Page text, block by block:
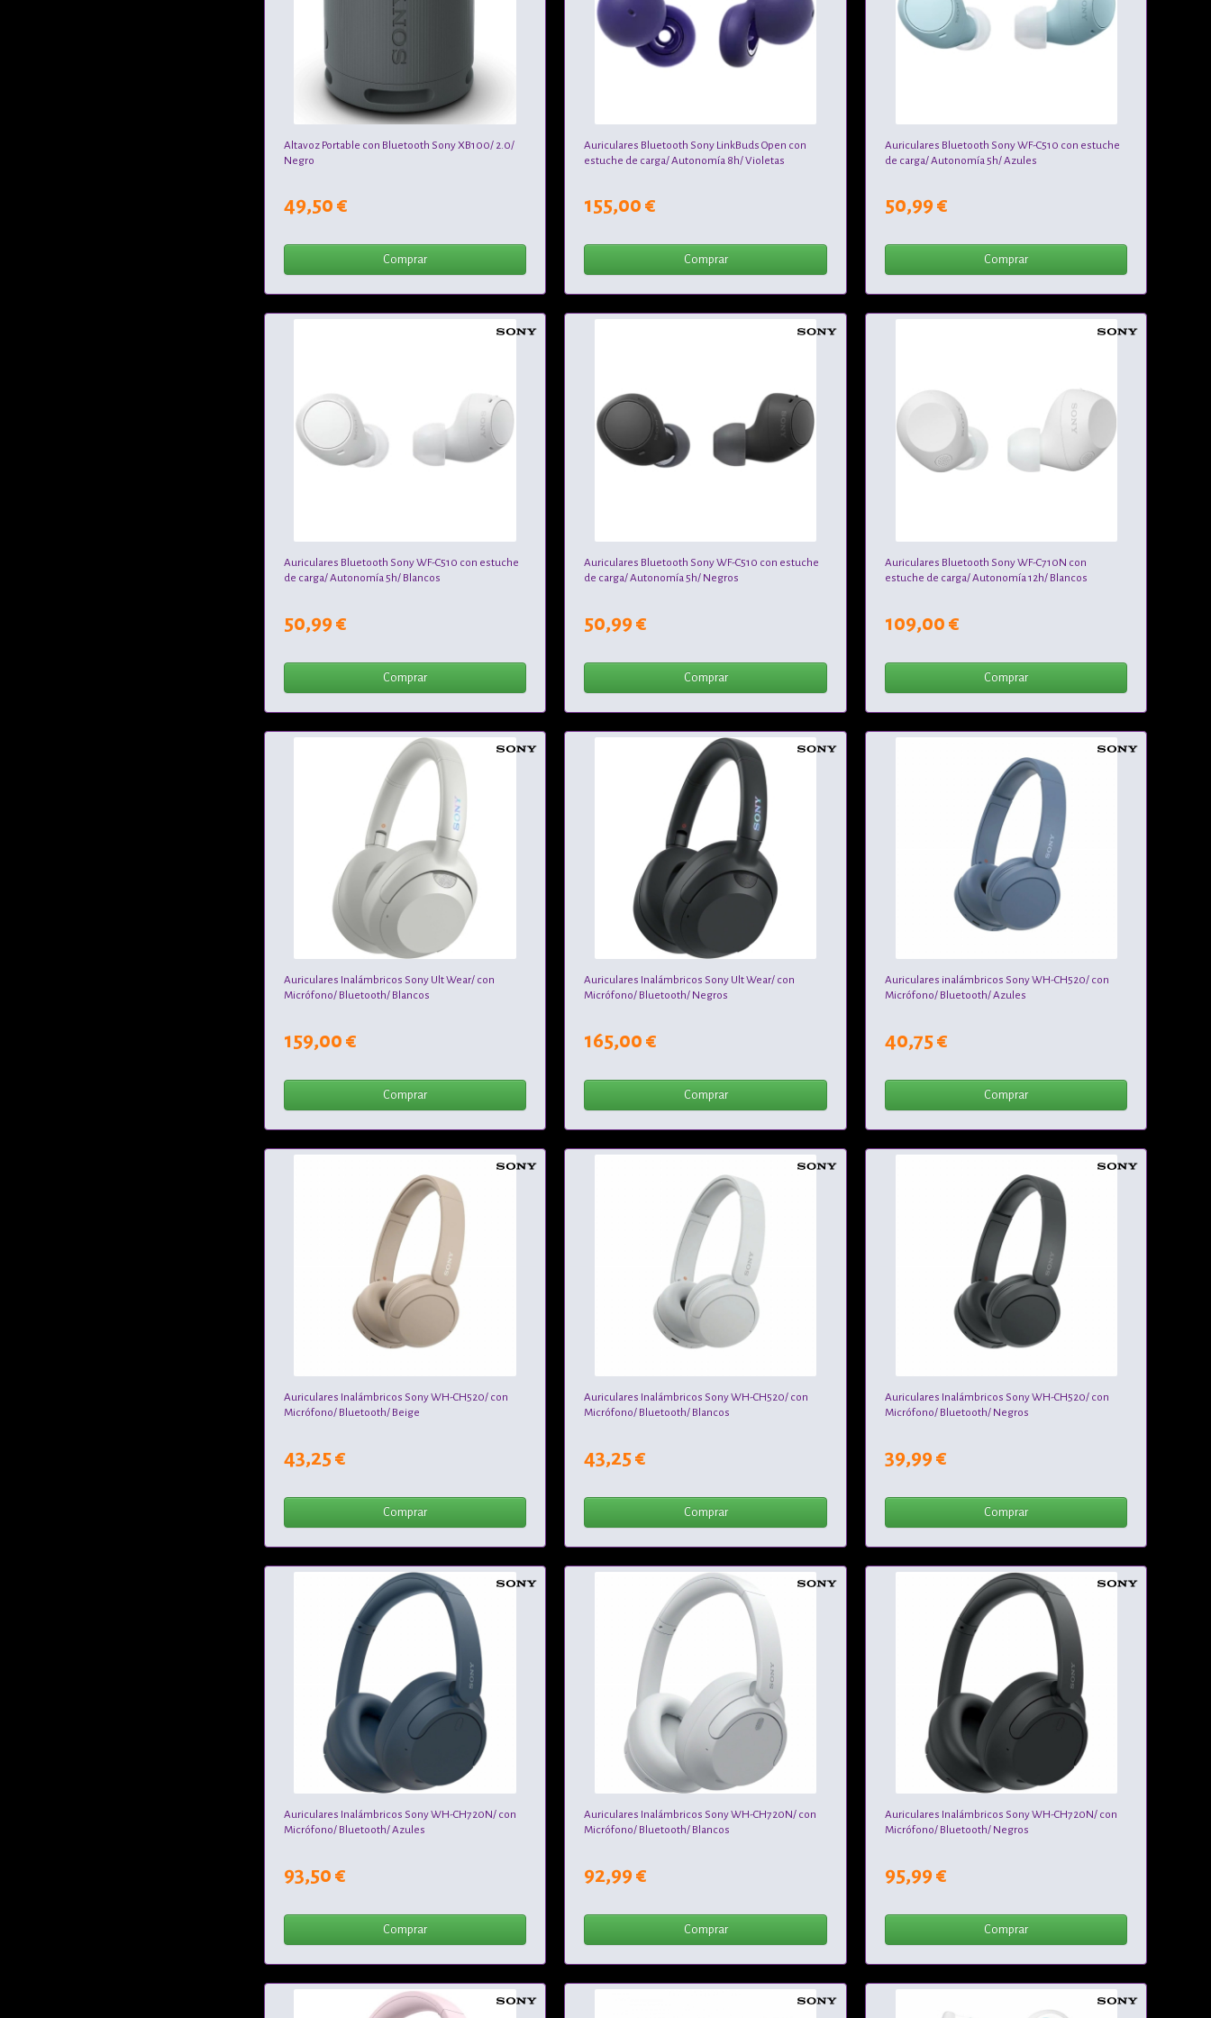
Altavoz Portable con Bluetooth Sony XB100/ 2.0/
Negro
49,50 €
Comprar
Auriculares Bluetooth Sony LinkBuds Open con
estuche de carga/ Autonomía 8h/ Violetas
155,00 €
Comprar
Auriculares Bluetooth Sony WF-C510 con estuche
de carga/ Autonomía 5h/ Azules
50,99 €
Comprar
Auriculares Bluetooth Sony WF-C510 con estuche
de carga/ Autonomía 5h/ Blancos
50,99 €
Comprar
Auriculares Bluetooth Sony WF-C510 con estuche
de carga/ Autonomía 5h/ Negros
50,99 €
Comprar
Auriculares Bluetooth Sony WF-C710N con
estuche de carga/ Autonomía 12h/ Blancos
109,00 €
Comprar
Auriculares Inalámbricos Sony Ult Wear/ con
Micrófono/ Bluetooth/ Blancos
159,00 €
Comprar
Auriculares Inalámbricos Sony Ult Wear/ con
Micrófono/ Bluetooth/ Negros
165,00 €
Comprar
Auriculares inalámbricos Sony WH-CH520/ con
Micrófono/ Bluetooth/ Azules
40,75 €
Comprar
Auriculares Inalámbricos Sony WH-CH520/ con
Micrófono/ Bluetooth/ Beige
43,25 €
Comprar
Auriculares Inalámbricos Sony WH-CH520/ con
Micrófono/ Bluetooth/ Blancos
43,25 €
Comprar
Auriculares Inalámbricos Sony WH-CH520/ con
Micrófono/ Bluetooth/ Negros
39,99 €
Comprar
Auriculares Inalámbricos Sony WH-CH720N/ con
Micrófono/ Bluetooth/ Azules
93,50 €
Comprar
Auriculares Inalámbricos Sony WH-CH720N/ con
Micrófono/ Bluetooth/ Blancos
92,99 €
Comprar
Auriculares Inalámbricos Sony WH-CH720N/ con
Micrófono/ Bluetooth/ Negros
95,99 €
Comprar